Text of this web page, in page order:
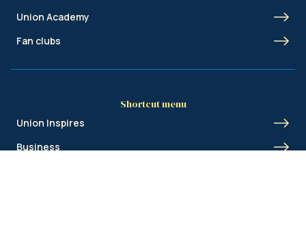
Union Academy
Fan clubs
Shortcut menu
Union Inspires
Business